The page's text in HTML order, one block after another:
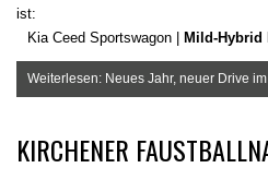
ist:
Kia Ceed Sportswagon |
Mild-Hybrid
Weiterlesen: Neues Jahr, neuer Drive im
KIRCHENER